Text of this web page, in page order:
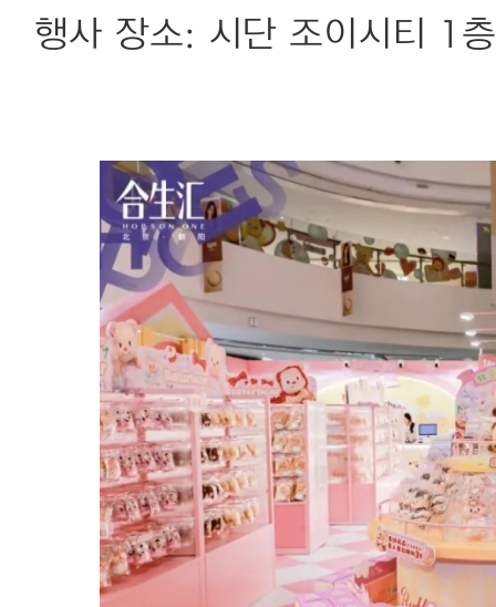
행사 장소: 시단 조이시티 1